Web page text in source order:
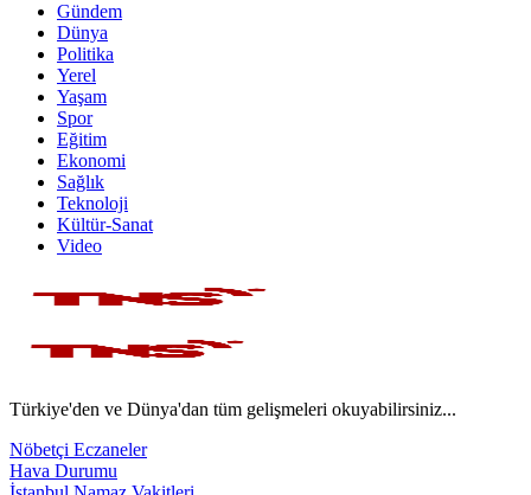
Gündem
Dünya
Politika
Yerel
Yaşam
Spor
Eğitim
Ekonomi
Sağlık
Teknoloji
Kültür-Sanat
Video
Türkiye'den ve Dünya'dan tüm gelişmeleri okuyabilirsiniz...
Nöbetçi Eczaneler
Hava Durumu